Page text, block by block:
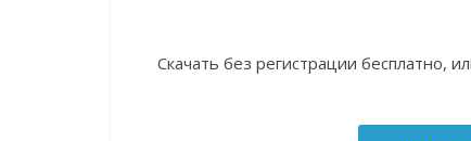
Скачать без регистрации бесплатно,